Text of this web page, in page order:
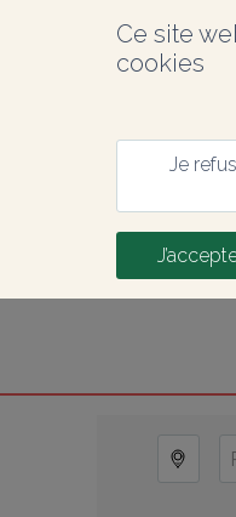
Ce site
cookies
Je